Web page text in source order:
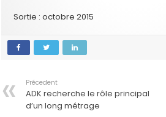
Sortie : octobre 2015
Précedent
ADK recherche le rôle principal
d’un long métrage